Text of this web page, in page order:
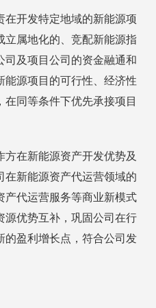
在开发特定地域的新能源项
立属地化的、竞配新能源指
司及项目公司的资金融通和
能源项目的可行性、经济性
同等条件下优先承接项目
方在新能源资产开发优势及
在新能源资产代运营领域的
产代运营服务等商业新模式
源优势互补，巩固公司在行
的盈利增长点，符合公司发